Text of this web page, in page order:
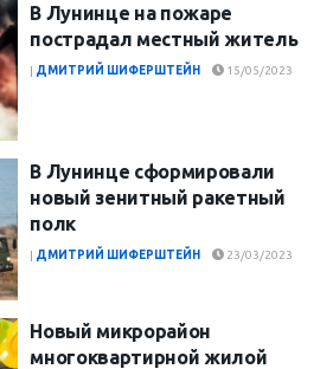
В Лунинце на пожаре
пострадал местный житель
| ДМИТРИЙ ШИФЕРШТЕЙН 15/05/2023
В Лунинце сформировали
новый зенитный ракетный
полк
| ДМИТРИЙ ШИФЕРШТЕЙН 23/03/2023
Новый микрорайон
многоквартирной жилой